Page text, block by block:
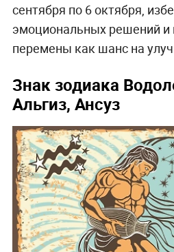
сентября по 6 октября,
эмоциональных решений и
перемены как шанс на
Знак зодиака
Альгиз, Ансуз